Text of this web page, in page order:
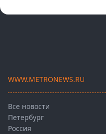
WWW.METRONEWS.RU
Все новости
Петербург
Россия